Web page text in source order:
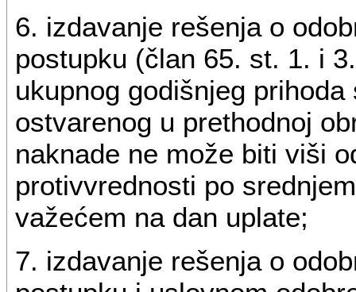
6. izdavanje rešenja o
postupku (član 65. st. 1. i
ukupnog godišnjeg
ostvarenog u prethodnoj
naknade ne može biti viši
protivvrednosti po
važećem na dan uplate;
7. izdavanje rešenja o